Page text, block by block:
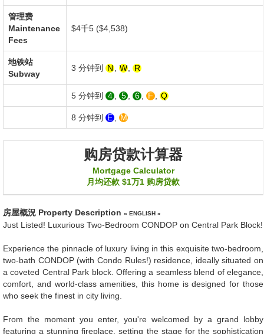
管理费
Maintenance
Fees
$4千5 ($4,538)
地铁站
Subway
3 分钟到 N W R
5 分钟到 4 5 6 F Q
8 分钟到 E M
购房贷款计算器
Mortgage Calculator
月均还款 $1万1 购房贷款
房屋概況 Property Description « ENGLISH »
Just Listed! Luxurious Two-Bedroom CONDOP on Central Park Block!
Experience the pinnacle of luxury living in this exquisite two-bedroom,
two-bath CONDOP (with Condo Rules!) residence, ideally situated on
a coveted Central Park block. Offering a seamless blend of elegance,
comfort, and world-class amenities, this home is designed for those
who seek the finest in city living.
From the moment you enter, you're welcomed by a grand lobby
featuring a stunning fireplace, setting the stage for the sophistication